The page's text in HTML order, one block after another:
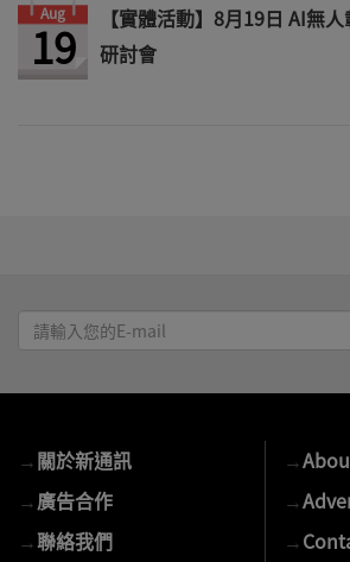
Aug
19
【實體活動】8月19日 AI無
研討會
請
輸
E-
mail
→關於新通訊
→廣告合作
→聯絡我們
→
→
→